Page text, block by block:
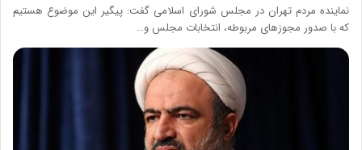
نماینده مردم تهران در مجلس شورای اسلامی گفت: پیگیر این موضوع هستیم
که با صدور مجوزهای مربوطه، انتخابات مجلس و…